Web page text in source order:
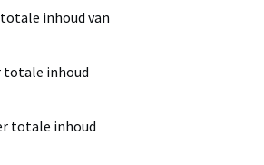
inhoud van
totale inhoud
totale inhoud